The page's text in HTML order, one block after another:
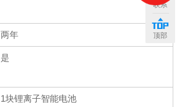
两年
是
1块锂离子智能电池
联系
顶部